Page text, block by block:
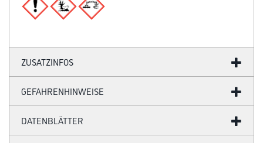
ZUSATZINFOS
GEFAHRENHINWEISE
DATENBLÄTTER